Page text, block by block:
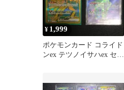
¥ 1,999
ポケモンカード コライド
ンex テツノイサハex セッ